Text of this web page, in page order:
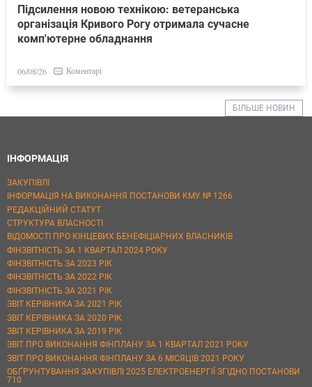
Підсилення новою технікою: ветеранська
організація Кривого Рогу отримала сучасне
комп'ютерне обладнання
06/08/26 Коментарі
БІЛЬШЕ НОВИН
ІНФОРМАЦІЯ
ЗАКУПІВЛІ
ІНФОРМАЦІЯ НА ВИКОНАННЯ ПОСТАНОВИ КМУ № 1266
РЕДАКЦІЙНИЙ СТАТУТ
СТРУКТУРА ВЛАСНОСТІ
ВІДОМОСТІ ПРО КІНЦЕВИХ БЕНЕФІЦІАРНИХ ВЛАСНИКІВ
ФІНЗВІТНІСТЬ ЗА 1 КВАРТАЛ 2024 РОКУ
ФІНЗВІТНІСТЬ ЗА 2023 РІК
ФІНЗВІТНІСТЬ ЗА 2022 РІК
ФІНЗВІТНІСТЬ ЗА 2021 РІК
ЗВІТ КЕРІВНИКА ЗА 2021 РІК
ЗВІТ КЕРІВНИКА ЗА 2020 РІК
ЗВІТ КЕРІВНИКА ЗА 2019 РІК
ЗВІТ ПРО ВИКОНАННЯ ФІНПЛАНУ ЗА 1 КВАРТАЛ 2021 РОКУ
ЗВІТ ПРО ВИКОНАННЯ ФІНПЛАНУ ЗА 6 МІСЯЦІВ 2021 РОКУ
ОБҐРУНТУВАННЯ ЗАКУПІВЛІ 2025 ЕЛЕКТРОЕНЕРГІЇ ЗГІДНО ПОСТАНОВИ
710